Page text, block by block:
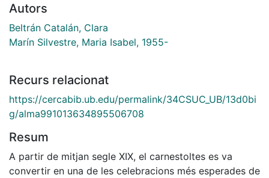
Autors
Beltrán Catalán, Clara
Marín Silvestre, Maria Isabel, 1955-
Recurs relacionat
https://cercabib.ub.edu/permalink/34CSUC_UB/13d0bi
g/alma991013634895506708
Resum
A partir de mitjan segle XIX, el carnestoltes es va
convertir en una de les celebracions més esperades de